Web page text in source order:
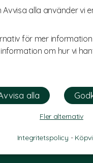
Avvisa alla använder vi
för mer
om hur vi
Fler alternativ
Integritetspolicy -